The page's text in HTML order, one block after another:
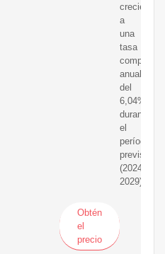
creciendo
a
una
tasa
compuesta
anual
del
6,04%
durante
el
período
previsto
(2024-
2029).
Obtén
el
precio